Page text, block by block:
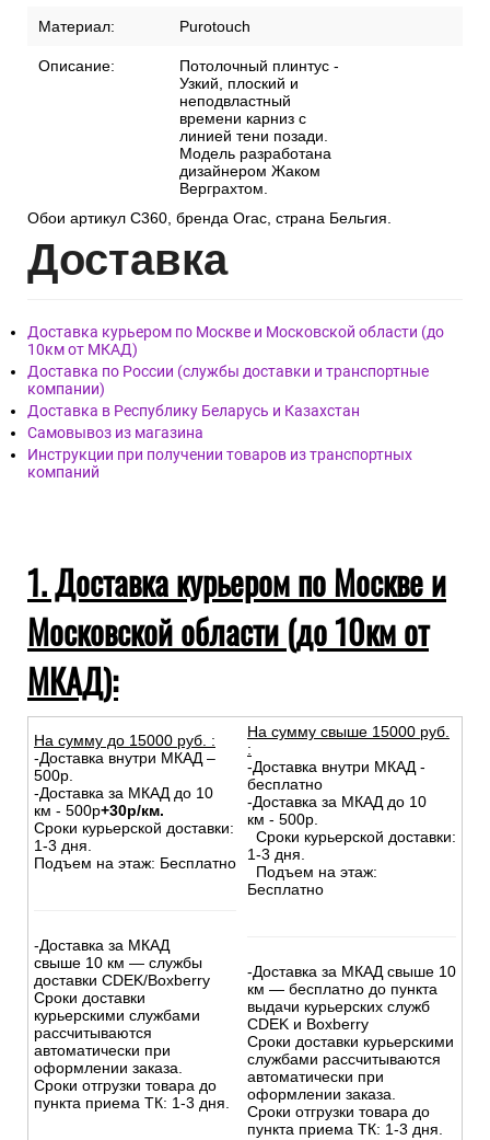
Материал: Purotouch
Описание:
Потолочный плинтус -
Узкий, плоский и
неподвластный
времени карниз с
линией тени позади.
Модель разработана
дизайнером Жаком
Верграхтом.
Обои артикул C360, бренда Orac, страна Бельгия.
Доставка
Доставка курьером по Москве и Московской области (до
10км от МКАД)
Доставка по России (службы доставки и транспортные
компании)
Доставка в Республику Беларусь и Казахстан
Самовывоз из магазина
Инструкции при получении товаров из транспортных
компаний
1. Доставка курьером по Москве и
Московской области (до 10км от
МКАД):
На сумму до 15000 руб. :
-Доставка внутри МКАД –
500р.
-Доставка за МКАД до 10
км - 500р+30р/км.
Сроки курьерской доставки:
1-3 дня.
Подъем на этаж: Бесплатно
-Доставка за МКАД
свыше 10 км — службы
доставки CDEK/Boxberry
Сроки доставки
курьерскими службами
рассчитываются
автоматически при
оформлении заказа.
Сроки отгрузки товара до
пункта приема ТК: 1-3 дня.
На сумму свыше 15000 руб.
:
-Доставка внутри МКАД -
бесплатно
-Доставка за МКАД до 10
км - 500р.
Сроки курьерской доставки:
1-3 дня.
Подъем на этаж:
Бесплатно
-Доставка за МКАД свыше 10
км — бесплатно до пункта
выдачи курьерских служб
CDEK и Boxberry
Сроки доставки курьерскими
службами рассчитываются
автоматически при
оформлении заказа.
Сроки отгрузки товара до
пункта приема ТК: 1-3 дня.